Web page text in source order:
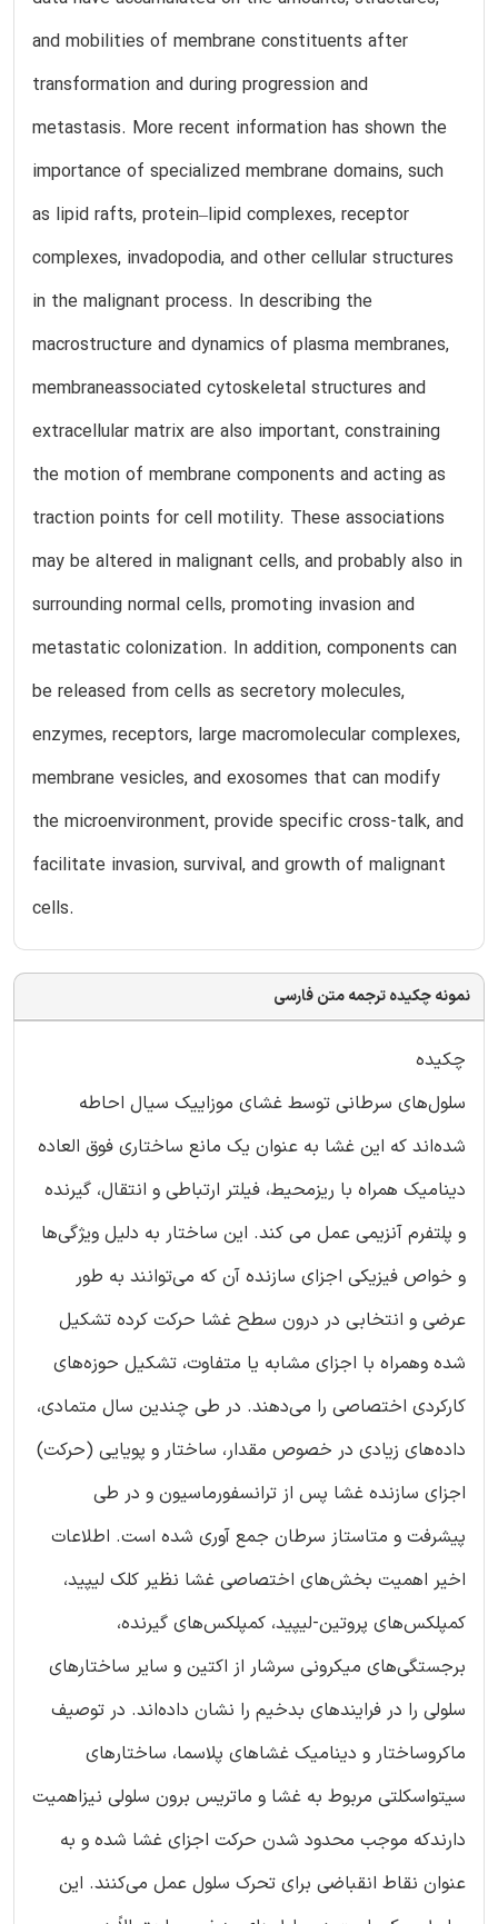
and mobilities of membrane constituents after
transformation and during progression and
metastasis. More recent information has shown the
importance of specialized membrane domains, such
as lipid rafts, protein–lipid complexes, receptor
complexes, invadopodia, and other cellular structures
in the malignant process. In describing the
macrostructure and dynamics of plasma membranes,
membraneassociated cytoskeletal structures and
extracellular matrix are also important, constraining
the motion of membrane components and acting as
traction points for cell motility. These associations
may be altered in malignant cells, and probably also in
surrounding normal cells, promoting invasion and
metastatic colonization. In addition, components can
be released from cells as secretory molecules,
enzymes, receptors, large macromolecular complexes,
membrane vesicles, and exosomes that can modify
the microenvironment, provide specific cross-talk, and
facilitate invasion, survival, and growth of malignant
cells.
نمونه چکیده ترجمه متن فارسی
چکیده
سلول‌های سرطانی توسط غشای موزاییک سیال احاطه
شده‌اند که این غشا به عنوان یک مانع ساختاری فوق العاده
دینامیک همراه با ریزمحیط، فیلتر ارتباطی و انتقال، گیرنده
و پلتفرم آنزیمی عمل می کند. این ساختار به دلیل ویژگی‌ها
و خواص فیزیکی اجزای سازنده آن که می‌توانند به طور
عرضی و انتخابی در درون سطح غشا حرکت کرده تشکیل
شده وهمراه با اجزای مشابه یا متفاوت، تشکیل حوزه‌های
کارکردی اختصاصی را می‌دهند. در طی چندین سال متمادی،
داده‌های زیادی در خصوص مقدار، ساختار و پویایی (حرکت)
اجزای سازنده غشا پس از ترانسفورماسیون و در طی
پیشرفت و متاستاز سرطان جمع آوری شده است. اطلاعات
اخیر اهمیت بخش‌های اختصاصی غشا نظیر کلک لیپید،
کمپلکس‌های پروتین-لیپید، کمپلکس‌های گیرنده،
برجستگی‌های میکرونی سرشار از اکتین و سایر ساختارهای
سلولی را در فرایندهای بدخیم را نشان داده‌اند. در توصیف
ماکروساختار و دینامیک غشاهای پلاسما، ساختارهای
سیتواسکلتی مربوط به غشا و ماتریس برون سلولی نیزاهمیت
دارندکه موجب محدود شدن حرکت اجزای غشا شده و به
عنوان نقاط انقباضی برای تحرک سلول عمل می‌کنند. این